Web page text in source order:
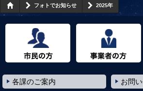
フォトでお知らせ 2025年
各課のご案内 お問